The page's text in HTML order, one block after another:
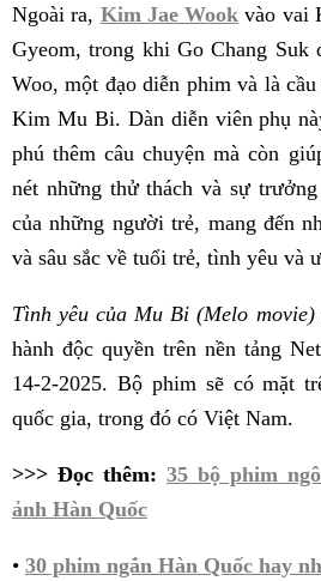
Ngoài ra, Kim Jae Wook vào vai
Gyeom, trong khi Go Chang Suk
Woo, một đạo diễn phim và là
Kim Mu Bi. Dàn diễn viên phụ
phú thêm câu chuyện mà còn
nét những thử thách và sự
của những người trẻ, mang đến
và sâu sắc về tuổi trẻ, tình yêu và
Tình yêu của Mu Bi (Melo movie)
hành độc quyền trên nền tảng
14-2-2025. Bộ phim sẽ có mặt
quốc gia, trong đó có Việt Nam.
>>> Đọc thêm: 35 bộ phim
ảnh Hàn Quốc
• 30 phim ngắn Hàn Quốc hay